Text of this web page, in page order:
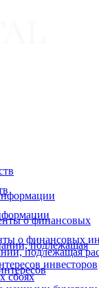
о финансовых
подлежащая
инвесторов
сбоях
о финансовых
подлежащая